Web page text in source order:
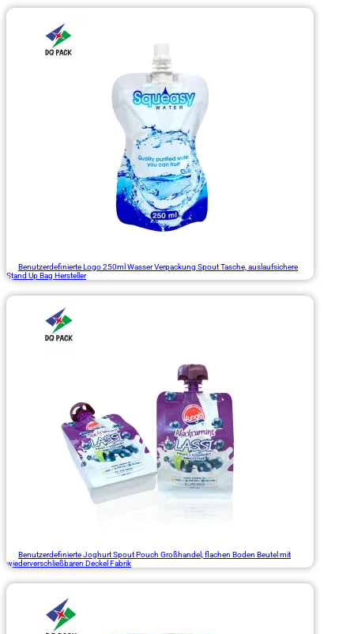
Benutzerdefinierte Logo 250ml Wasser Verpackung Spout Tasche, auslaufsichere
Stand Up Bag Hersteller
Benutzerdefinierte Joghurt Spout Pouch Großhandel, flachen Boden Beutel mit
wiederverschließbaren Deckel Fabrik